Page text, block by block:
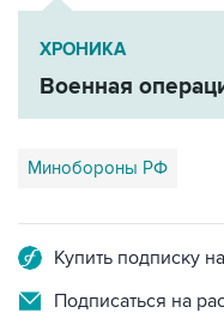
ХРОНИКА
Военная
Минобороны РФ
Купить подписку
Подписаться на